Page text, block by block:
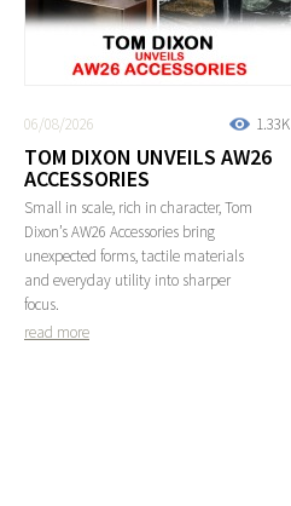
1.33K
06/08/2026
TOM DIXON UNVEILS AW26
ACCESSORIES
Small in scale, rich in character, Tom
Dixon’s AW26 Accessories bring
unexpected forms, tactile materials
and everyday utility into sharper
focus.
read more